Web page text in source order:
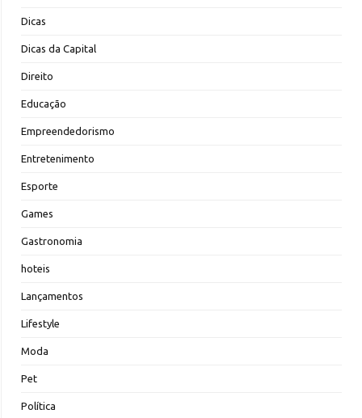
Dicas
Dicas da Capital
Direito
Educação
Empreendedorismo
Entretenimento
Esporte
Games
Gastronomia
hoteis
Lançamentos
Lifestyle
Moda
Pet
Política